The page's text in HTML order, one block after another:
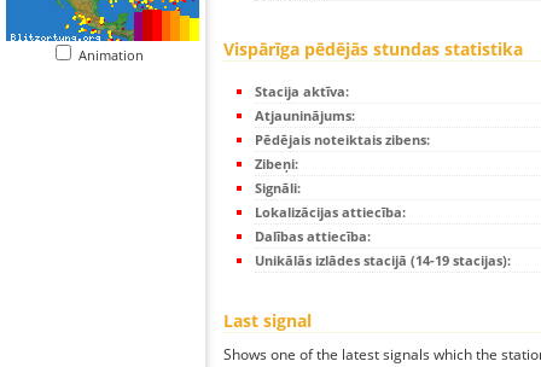
Animation Vispārīga pēdējās stundas statistika
Stacija aktīva:
Atjauninājums:
Pēdējais noteiktais zibens:
Zibeņi:
Signāli:
Lokalizācijas attiecība:
Dalības attiecība:
Unikālās izlādes stacijā (14-19 stacijas):
Last signal
Shows one of the latest signals which the